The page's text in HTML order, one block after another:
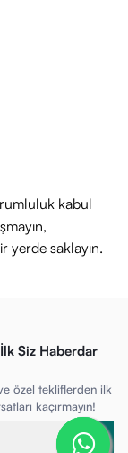
kabul
yerde saklayın.
Siz Haberdar
özel tekliflerden ilk
kaçırmayın!